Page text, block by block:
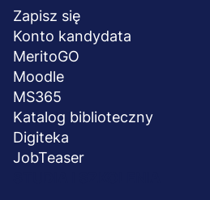
stopka
Zapisz się
Konto kandydata
MeritoGO
Moodle
MS365
Katalog biblioteczny
Digiteka
JobTeaser